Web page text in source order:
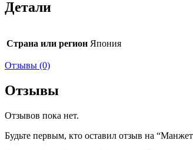
Детали
Страна или регион Япония
Отзывы (0)
Отзывы
Отзывов пока нет.
Будьте первым, кто оставил отзыв на